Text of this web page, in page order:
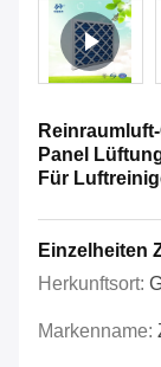
Panel
Für
Einzelheiten
Herkunftsort:
Markenname: